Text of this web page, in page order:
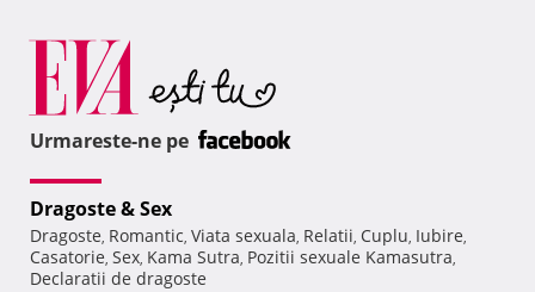
Urmareste-ne pe
Dragoste & Sex
Dragoste, Romantic, Viata sexuala, Relatii, Cuplu, Iubire,
Casatorie, Sex, Kama Sutra, Pozitii sexuale Kamasutra,
Declaratii de dragoste